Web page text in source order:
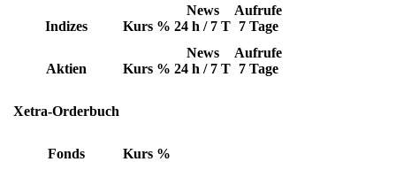
Indizes Kurs %
News
24 h / 7 T
Aufrufe
7 Tage
Aktien Kurs %
News
24 h / 7 T
Aufrufe
7 Tage
Xetra-Orderbuch
Fonds Kurs %